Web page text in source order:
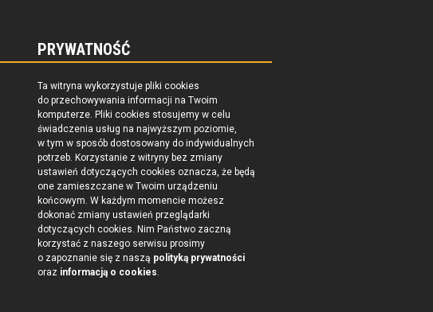
PRYWATNOŚĆ
Ta witryna wykorzystuje pliki cookies
do przechowywania informacji na Twoim
komputerze. Pliki cookies stosujemy w celu
świadczenia usług na najwyższym poziomie,
w tym w sposób dostosowany do indywidualnych
potrzeb. Korzystanie z witryny bez zmiany
ustawień dotyczących cookies oznacza, że będą
one zamieszczane w Twoim urządzeniu
końcowym. W każdym momencie możesz
dokonać zmiany ustawień przeglądarki
dotyczących cookies. Nim Państwo zaczną
korzystać z naszego serwisu prosimy
o zapoznanie się z naszą polityką prywatności
oraz informacją o cookies.